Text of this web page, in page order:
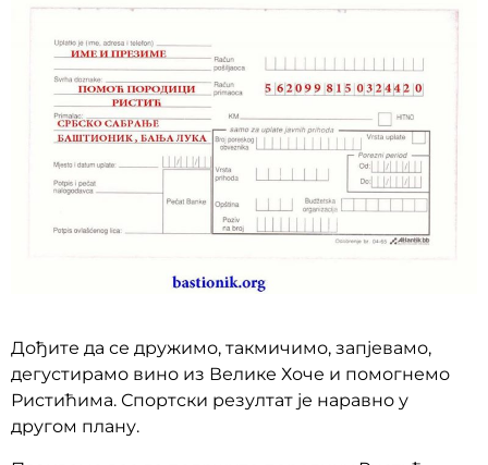
Дођите да се дружимо, такмичимо, запјевамо,
дегустирамо вино из Велике Хоче и помогнемо
Ристићима. Спортски резултат је наравно у
другом плану.